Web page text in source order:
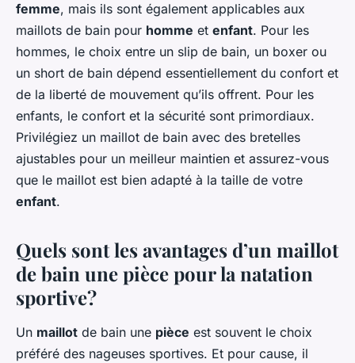
femme, mais ils sont également applicables aux
maillots de bain pour homme et enfant. Pour les
hommes, le choix entre un slip de bain, un boxer ou
un short de bain dépend essentiellement du confort et
de la liberté de mouvement qu’ils offrent. Pour les
enfants, le confort et la sécurité sont primordiaux.
Privilégiez un maillot de bain avec des bretelles
ajustables pour un meilleur maintien et assurez-vous
que le maillot est bien adapté à la taille de votre
enfant.
Quels sont les avantages d’un maillot
de bain une pièce pour la natation
sportive?
Un maillot de bain une pièce est souvent le choix
préféré des nageuses sportives. Et pour cause, il